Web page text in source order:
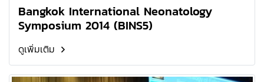
Bangkok International Neonatology
Symposium 2014 (BINS5)
ดูเพิ่มเติม